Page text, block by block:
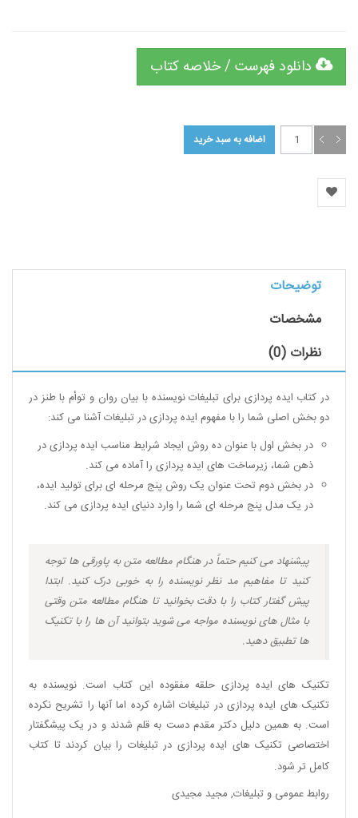
دانلود فهرست / خلاصه کتاب
توضیحات
مشخصات
نظرات (0)
در کتاب ایده پردازی برای تبلیغات نویسنده با بیان روان و توأم با طنز در
دو بخش اصلی شما را با مفهوم ایده پردازی در تبلیغات آشنا می کند:
در بخش اول با عنوان ده روش ایجاد شرایط مناسب ایده پردازی در
ذهن شما،‌ زیرساخت های ایده پردازی را آماده می کند.
در بخش دوم تحت عنوان یک روش پنج مرحله ای برای تولید ایده،‌
در یک مدل پنج مرحله ای شما را وارد دنیای ایده پردازی می کند.
پیشنهاد می کنیم حتماً در هنگام مطالعه متن به پاورقی ها توجه
کنید تا مفاهیم مد نظر نویسنده را به خوبی درک کنید. ابتدا
پیش گفتار کتاب را با دقت بخوانید تا هنگام مطالعه متن وقتی
با مثال های نویسنده مواجه می شوید بتوانید آن ها را با تکنیک
ها تطبیق دهید.
تکنیک های ایده پردازی حلقه مفقوده این کتاب است. نویسنده به
تکنیک های ایده پردازی در تبلیغات اشاره کرده اما آنها را تشریح نکرده
است. به همین دلیل دکتر مقدم دست به قلم شدند و در یک پیشگفتار
اختصاصی تکنیک های ایده پردازی در تبلیغات را بیان کردند تا کتاب
کامل تر شود.
روابط عمومی و تبلیغات, مجید مجیدی